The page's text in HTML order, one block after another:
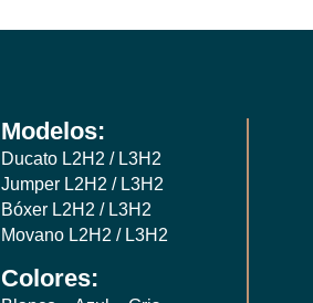
Modelos:
Ducato L2H2 / L3H2
Jumper L2H2 / L3H2
Bóxer L2H2 / L3H2
Movano L2H2 / L3H2
Colores: